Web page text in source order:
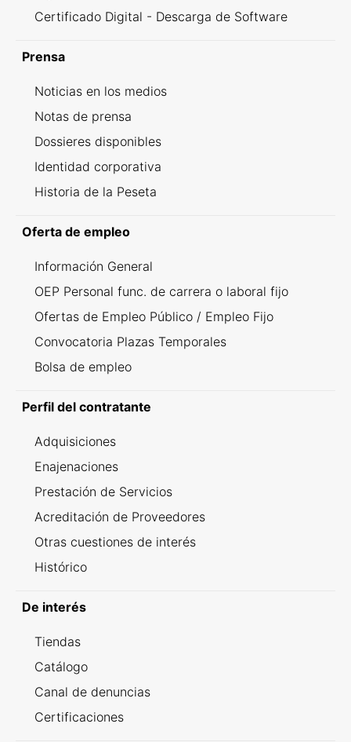
Certificado Digital - Descarga de Software
Prensa
Noticias en los medios
Notas de prensa
Dossieres disponibles
Identidad corporativa
Historia de la Peseta
Oferta de empleo
Información General
OEP Personal func. de carrera o laboral fijo
Ofertas de Empleo Público / Empleo Fijo
Convocatoria Plazas Temporales
Bolsa de empleo
Perfil del contratante
Adquisiciones
Enajenaciones
Prestación de Servicios
Acreditación de Proveedores
Otras cuestiones de interés
Histórico
De interés
Tiendas
Catálogo
Canal de denuncias
Certificaciones